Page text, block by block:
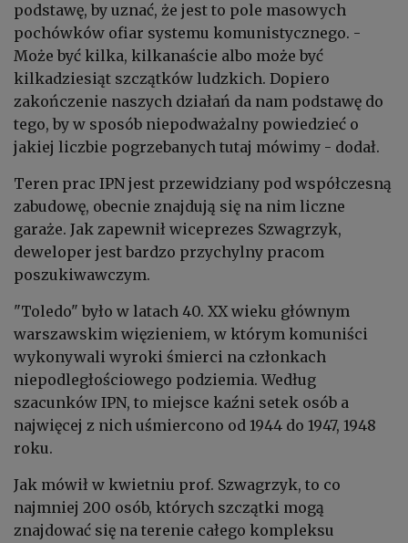
podstawę, by uznać, że jest to pole masowych
pochówków ofiar systemu komunistycznego. -
Może być kilka, kilkanaście albo może być
kilkadziesiąt szczątków ludzkich. Dopiero
zakończenie naszych działań da nam podstawę do
tego, by w sposób niepodważalny powiedzieć o
jakiej liczbie pogrzebanych tutaj mówimy - dodał.
Teren prac IPN jest przewidziany pod współczesną
zabudowę, obecnie znajdują się na nim liczne
garaże. Jak zapewnił wiceprezes Szwagrzyk,
deweloper jest bardzo przychylny pracom
poszukiwawczym.
"Toledo" było w latach 40. XX wieku głównym
warszawskim więzieniem, w którym komuniści
wykonywali wyroki śmierci na członkach
niepodległościowego podziemia. Według
szacunków IPN, to miejsce kaźni setek osób a
najwięcej z nich uśmiercono od 1944 do 1947, 1948
roku.
Jak mówił w kwietniu prof. Szwagrzyk, to co
najmniej 200 osób, których szczątki mogą
znajdować się na terenie całego kompleksu